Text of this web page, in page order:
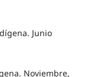
Junio
Noviembre,